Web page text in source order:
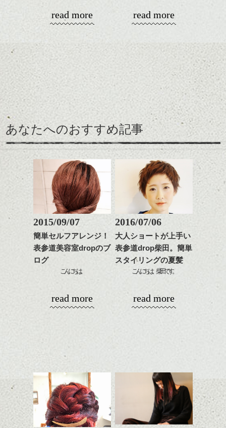
カラーリングとの組み合
わせで質感に変化をつけ
ながら楽しむ事ができる
のも
ダークトーンの色味でク
ールに演出するのもおす
すめですよ。
ナチュラルなトーンの色
で柔らかさをプラスする
のも良いですね。
またクセ毛の方は質感調
整のストレートパーマで
髪質改善すると
更に扱いやすくなるので
おすすめです。
いつものスタイリングが
ドライした後オイルやワ
ックスをなじませるだけ
これからのスタイルチェ
ンジの事、髪質に合った
シバタ
ラーで全体にツヤと透明
感をプラスして
質感も綺麗に見せやす
く。
スタイリング方法は全体
をドライした後、
ワックスとオイルを混ぜ
ながらもみこみ、なじま
質感をかるくととのえな
がら耳かけアレンジする
のも良い感じです。
これからのスタイルチェ
ンジ、似合うカラーリン
グの事やお手入れ方法な
ど
是非なんでもご相談して
下さいね。
演出したスタイルもこれ
からの季節とてもおすす
前髪を軽めに調整し、フ
ェイスラインのデザイン
ですっきりした印象にな
るようカット。
バックを短めにカットし
全体のボリューム感がコ
るのが良い感じです。
ベージュ系等の肌を綺麗
に見せる効果のあるカラ
ーリングをプラスして透
って毎日のお手入れも簡
ワックスとオイル、バー
ム等の質感を調整しやす
いものを全体になじませ
ながら
整えるだけですよ。
read more
コンパクトなフォルムが
せてくれる効果もあり、
いろんなシーンに雰囲気
をだしやすくスタイリン
グも簡単で良いので朝の
そんなショートカット。
軽めの前髪で透け感を演
出できるので、
この時期とてもおすすめ
ですよ。
ナチュラルなベージュカ
ラーで全体にツヤと透明
感をプラスして
質感も綺麗に見せやす
をドライした後、
ワックスとオイルを混ぜ
ながらもみこみ、なじま
せます。
のも良い感じです。
read more
あなたへのおすすめ記事
2015/09/07
簡単セルフアレンジ！
表参道美容室dropのブ
ログ
こんにちは。
この季節は梅雨よりも雨の日が多いんだと
今回はスタッフをチェック！
まずは林さん。
セミロングでストレートヘアですが、スタ
イリング剤をしっかりつけてくるりんぱ。
read more
2016/07/06
大人ショートが上手い
表参道drop柴田。簡単
スタイリングの夏髪
こんにちは、柴田です。
涼し気に見せたい方、大人カジュアルに演
出したい方にやはりおすすめです。
表現すると、
より一層夏に合いますよ。
read more